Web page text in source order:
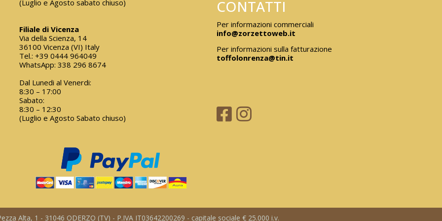
(Luglio e Agosto sabato chiuso)
Filiale di Vicenza
Via della Scienza, 14
36100 Vicenza (VI) Italy
Tel.: +39 0444 964049
WhatsApp: 338 296 8674
Dal Lunedi al Venerdi:
8:30 – 17:00
Sabato:
8:30 – 12:30
(Luglio e Agosto Sabato chiuso)
CONTATTI
Per informazioni commerciali
info@zorzettoweb.it
Per informazioni sulla fatturazione
toffolonrenza@tin.it
Alta, 1 - 31046 ODERZO (TV) - P.IVA IT03642200269 - capitale sociale € 25.000 i.v.